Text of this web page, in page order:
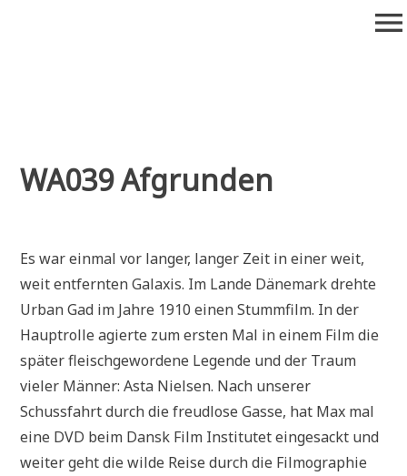
menu
WA039 Afgrunden
Es war einmal vor langer, langer Zeit in einer weit,
weit entfernten Galaxis. Im Lande Dänemark drehte
Urban Gad im Jahre 1910 einen Stummfilm. In der
Hauptrolle agierte zum ersten Mal in einem Film die
später fleischgewordene Legende und der Traum
vieler Männer: Asta Nielsen. Nach unserer
Schussfahrt durch die freudlose Gasse, hat Max mal
eine DVD beim Dansk Film Institutet eingesackt und
weiter geht die wilde Reise durch die Filmographie